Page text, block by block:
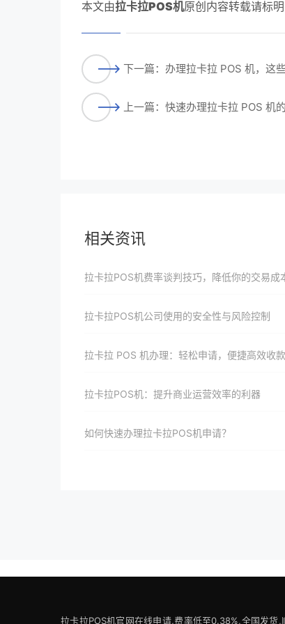
本文由拉卡拉POS机原创内容转载请标
下一篇：办理拉卡拉 POS 机，这
上一篇：快速办理拉卡拉 POS 机
相关资讯
拉卡拉POS机费率谈判技巧，降低你的交易成
拉卡拉POS机公司使用的安全性与风险控制
拉卡拉 POS 机办理：轻松申请，便捷高效收
拉卡拉POS机：提升商业运营效率的利器
如何快速办理拉卡拉POS机申请？
拉卡拉POS机官网在线申请,费率低至0.38%,全国发货,